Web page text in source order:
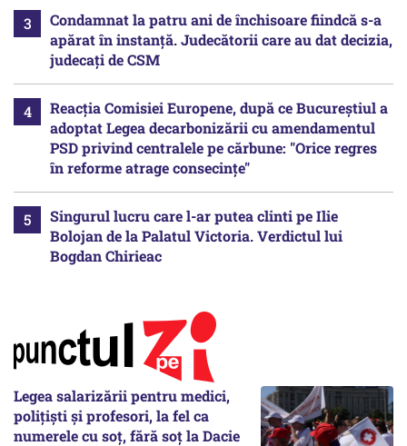
Condamnat la patru ani de închisoare fiindcă s-a
apărat în instanță. Judecătorii care au dat decizia,
judecați de CSM
Reacția Comisiei Europene, după ce Bucureștiul a
adoptat Legea decarbonizării cu amendamentul
PSD privind centralele pe cărbune: "Orice regres
în reforme atrage consecințe"
Singurul lucru care l-ar putea clinti pe Ilie
Bolojan de la Palatul Victoria. Verdictul lui
Bogdan Chirieac
Legea salarizării pentru medici,
polițiști și profesori, la fel ca
numerele cu soț, fără soț la Dacie